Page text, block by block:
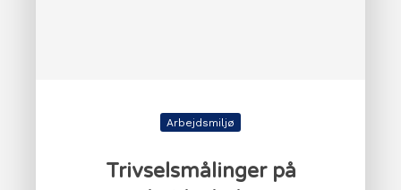
Arbejdsmiljø
Trivselsmålinger på